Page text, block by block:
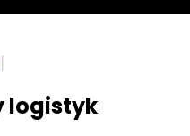
logistyk